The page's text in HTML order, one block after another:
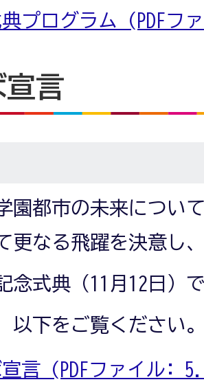
プログラム (PDFフ
宣言
園都市の未来につい
更なる飛躍を決意し
念式典（11月12日）
以下をご覧ください
言 (PDFファイル: